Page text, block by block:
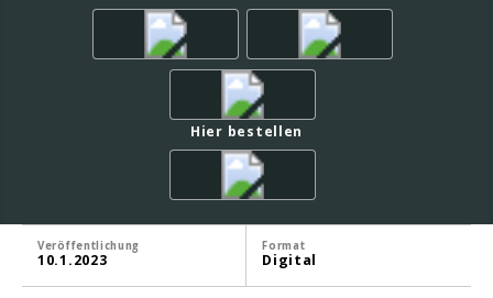
Hier bestellen
Veröffentlichung
10.1.2023
Format
Digital